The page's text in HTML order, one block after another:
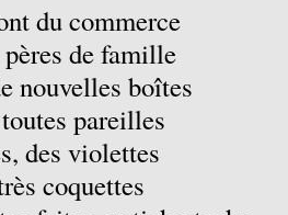
du commerce
de famille
nouvelles boîtes
pareilles
des violettes
coquettes